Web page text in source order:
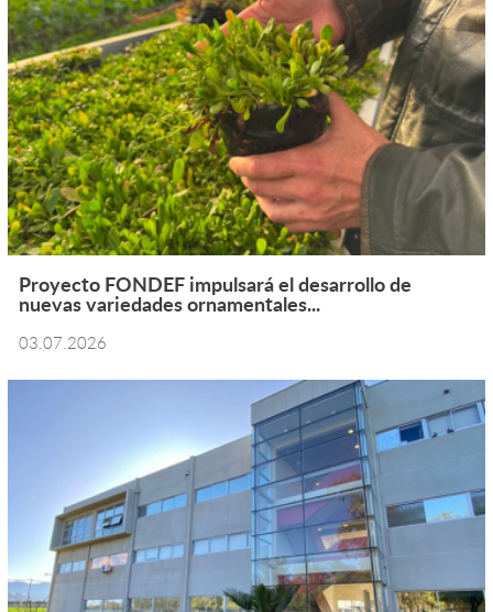
Proyecto FONDEF impulsará el desarrollo de
nuevas variedades ornamentales...
03.07.2026